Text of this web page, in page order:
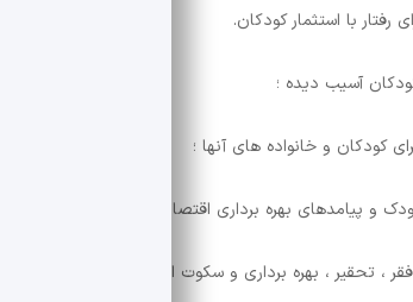
، تحقیر ، بهره برداری و سکوت امروز با چالش های